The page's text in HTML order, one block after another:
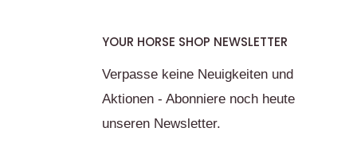
YOUR HORSE SHOP NEWSLETTER
Verpasse keine Neuigkeiten und
Aktionen - Abonniere noch heute
unseren Newsletter.